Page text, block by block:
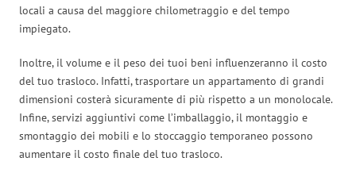
locali a causa del maggiore chilometraggio e del tempo
impiegato.
Inoltre, il volume e il peso dei tuoi beni influenzeranno il costo
del tuo trasloco. Infatti, trasportare un appartamento di grandi
dimensioni costerà sicuramente di più rispetto a un monolocale.
Infine, servizi aggiuntivi come l’imballaggio, il montaggio e
smontaggio dei mobili e lo stoccaggio temporaneo possono
aumentare il costo finale del tuo trasloco.